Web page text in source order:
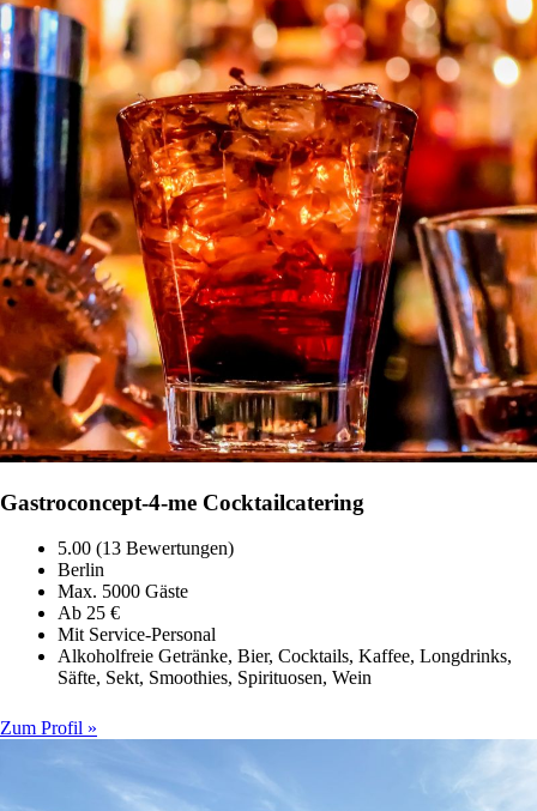
Gastroconcept-4-me Cocktailcatering
5.00 (13 Bewertungen)
Berlin
Max. 5000 Gäste
Ab 25 €
Mit Service-Personal
Alkoholfreie Getränke, Bier, Cocktails, Kaffee, Longdrinks,
Säfte, Sekt, Smoothies, Spirituosen, Wein
Zum Profil »